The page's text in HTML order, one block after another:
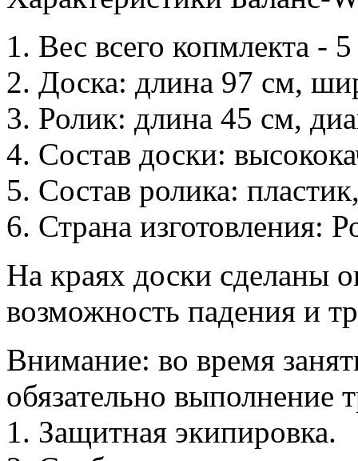
1. Вес всего копмлекта - 5
2. Доска: длина 97 см,
3. Ролик: длина 45 см,
4. Состав доски:
5. Состав ролика:
6. Страна изготовления:
На краях доски сделаны
возможность падения и
Внимание: во время
обязательно выполнение
1. Защитная экипировка.